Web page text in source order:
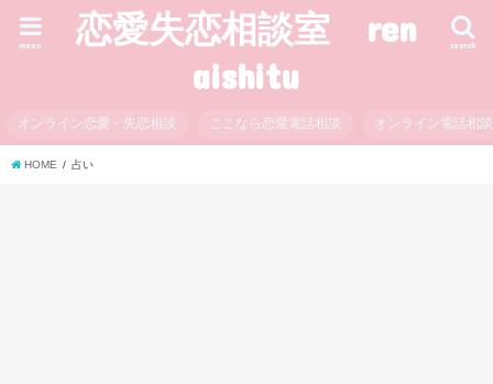
恋愛失恋相談室 ren
aishitu
search
menu
オンライン恋愛・失恋相談 ここなら恋愛電話相談 オンライン電話相
HOME 占い